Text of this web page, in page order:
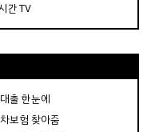
간 TV
출 한눈에
보험 찾아줌